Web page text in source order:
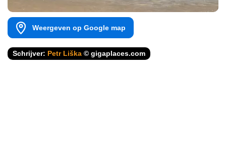
Weergeven op Google map
Schrijver: Petr Liška © gigaplaces.com